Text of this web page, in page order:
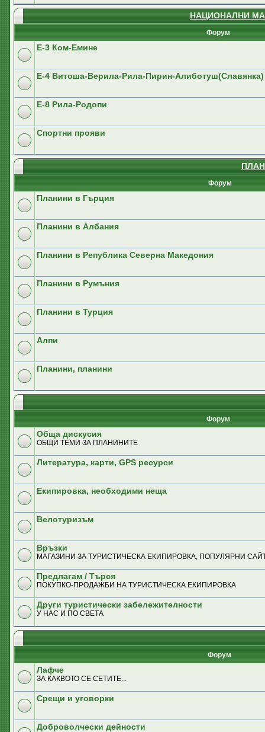
НАЦИОНАЛНИ
Форум
E-3 Ком-Емине
Е-4 Витоша-Верила-Рила-Пирин-Алиботуш(Славянка)
E-8 Рила-Родопи
Спортни прояви
Форум
Планини в Гърция
Планини в Албания
Планини в Република Северна Македония
Планини в Румъния
Планини в Турция
Алпи
Планини, планини
Форум
Обща дискусия
ОБЩИ ТЕМИ ЗА ПЛАНИНИТЕ
Литература, карти, GPS ресурси
Екипировка, необходими неща
Велотуризъм
Връзки
MАГАЗИНИ ЗА ТУРИСТИЧЕСКА ЕКИПИРОВКА, ПОПУЛЯРНИ
Предлагам / Търся
ПОКУПКО-ПРОДАЖБИ НА ТУРИСТИЧЕСКА ЕКИПИРОВКА
Други туристически забележителности
У НАС И ПО СВЕТА
Форум
Лафче
ЗА КАКВОТО СЕ СЕТИТЕ...
Срещи и уговорки
Доброволчески дейности